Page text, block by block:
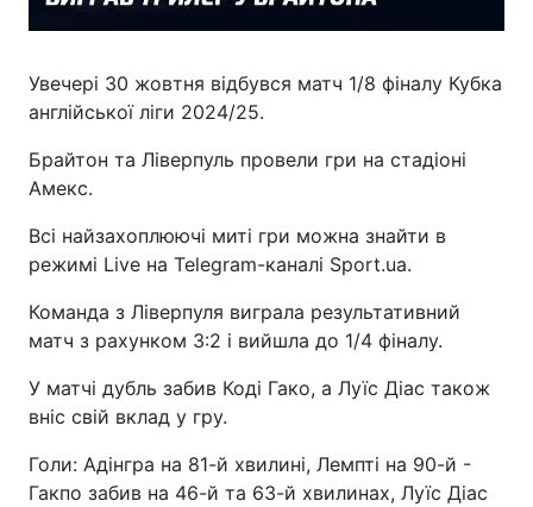
Увечері 30 жовтня відбувся матч 1/8 фіналу Кубка
англійської ліги 2024/25.
Брайтон та Ліверпуль провели гри на стадіоні
Амекс.
Всі найзахоплюючі миті гри можна знайти в
режимі Live на Telegram-каналі Sport.ua.
Команда з Ліверпуля виграла результативний
матч з рахунком 3:2 і вийшла до 1/4 фіналу.
У матчі дубль забив Коді Гако, а Луїс Діас також
вніс свій вклад у гру.
Голи: Адінгра на 81-й хвилині, Лемпті на 90-й -
Гакпо забив на 46-й та 63-й хвилинах, Луїс Діас